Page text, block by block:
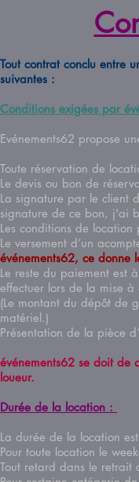
Tout contrat conclu entre
suivantes :
Conditions exigées par
Evénements62 propose
Toute réservation de
Le devis ou bon de
La signature par le client
signature de ce bon, j'ai
Les conditions de
Le versement d’un
événements62, ce donne
Le reste du paiement est
effectuer lors de la mise à
(Le montant du dépôt de
matériel.)
Présentation de la pièce
événements62 se doit de
loueur.
Durée de la location :
La durée de la location
Pour toute location le
Tout retard dans le